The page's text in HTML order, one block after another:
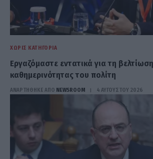
ΧΩΡΊΣ ΚΑΤΗΓΟΡΊΑ
Εργαζόμαστε εντατικά για τη
καθημερινότητας του πολίτη
ΑΝΑΡΤΗΘΗΚΕ ΑΠΟ NEWSROOM 4 ΑΥΓΟΎΣΤΟΥ 2026